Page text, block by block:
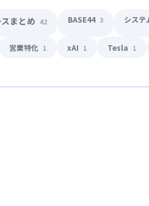
まとめ 42 BASE44 3 システ
営業特化 1 xAI 1 Tesla 1